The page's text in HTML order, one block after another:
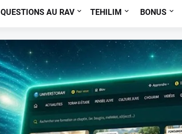
QUESTIONS AU RAV TEHILIM BONUS